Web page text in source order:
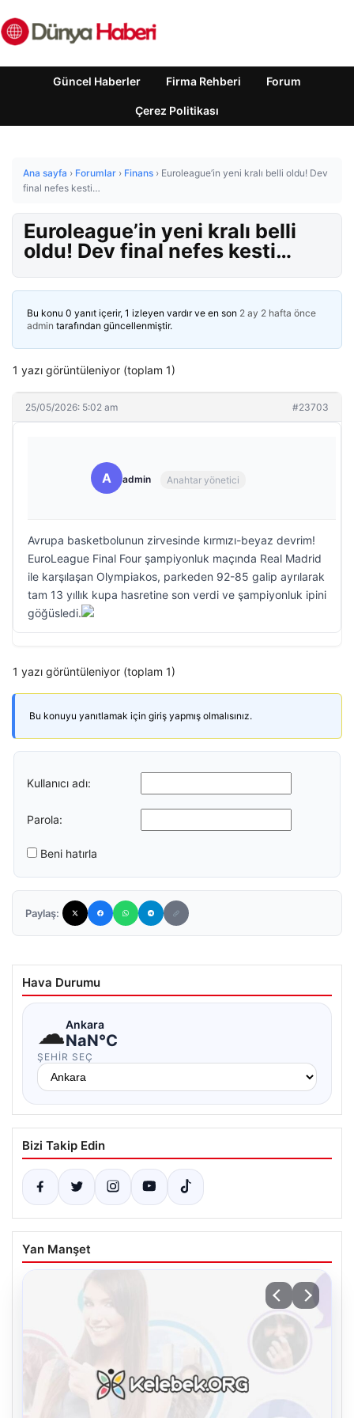
Güncel Haberler Firma Rehberi Forum
Çerez Politikası
Ana sayfa › Forumlar › Finans › Euroleague’in yeni kralı belli oldu! Dev
final nefes kesti…
Euroleague’in yeni kralı belli
oldu! Dev final nefes kesti…
Bu konu 0 yanıt içerir, 1 izleyen vardır ve en son 2 ay 2 hafta önce
admin tarafından güncellenmiştir.
1 yazı görüntüleniyor (toplam 1)
25/05/2026: 5:02 am #23703
A admin Anahtar yönetici
Avrupa basketbolunun zirvesinde kırmızı-beyaz devrim!
EuroLeague Final Four şampiyonluk maçında Real Madrid
ile karşılaşan Olympiakos, parkeden 92-85 galip ayrılarak
tam 13 yıllık kupa hasretine son verdi ve şampiyonluk ipini
göğüsledi.
1 yazı görüntüleniyor (toplam 1)
Bu konuyu yanıtlamak için giriş yapmış olmalısınız.
Kullanıcı adı:
Parola:
Beni hatırla
Paylaş:
Hava Durumu
☁Ankara
NaN°C
ŞEHIR SEÇ
Bizi Takip Edin
Yan Manşet